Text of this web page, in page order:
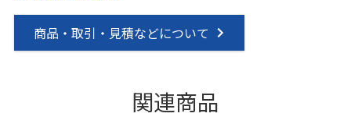
商品・取引・見積などについて
関連商品